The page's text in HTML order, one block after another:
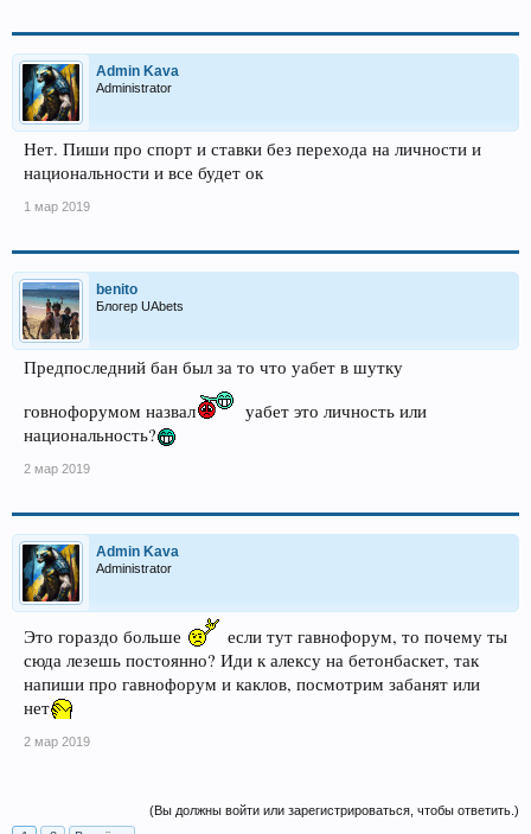
Admin Kava
Administrator
Нет. Пиши про спорт и ставки без перехода на личности и
национальности и все будет ок
1 мар 2019
benito
Блогер UAbets
Предпоследний бан был за то что уабет в шутку
говнофорумом назвал
уабет это личность или
национальность?
2 мар 2019
Admin Kava
Administrator
Это гораздо больше
если тут гавнофорум, то почему ты
сюда лезешь постоянно? Иди к алексу на бетонбаскет, так
напиши про гавнофорум и каклов, посмотрим забанят или
нет
2 мар 2019
(Вы должны войти или зарегистрироваться, чтобы ответить.)